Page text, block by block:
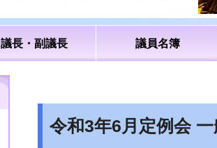
議長・副議長 議員名簿
令和3年6月定例会